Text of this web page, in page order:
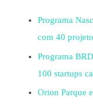
Programa
com 40
Programa
100 startups
Orion Parque